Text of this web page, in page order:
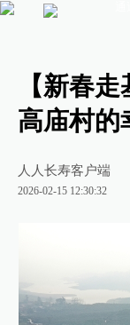
【新春
高庙村的
人人长寿客户端
2026-02-15 12:30:32